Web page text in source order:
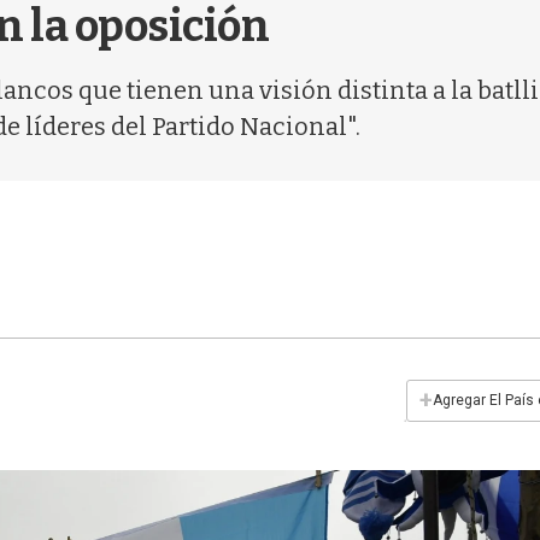
la oposición
que tienen una visión distinta a la
líderes del Partido Nacional".
+Agregar El País